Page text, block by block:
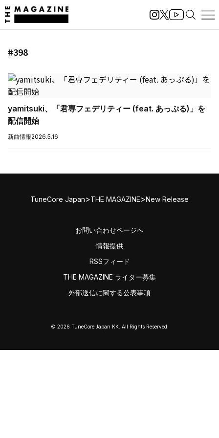
#398
yamitsuki、「君専フェデリティー (feat. あっぷる)」を
配信開始
新曲情報2026.5.16
TuneCore Japan>THE MAGAZINE>New Release
お問い合わせページへ
情報提供
RSSフィード
THE MAGAZINE ライター募集
外部送信に関する公表事項
© 2026 TuneCore Japan KK. All Rights Reserved.